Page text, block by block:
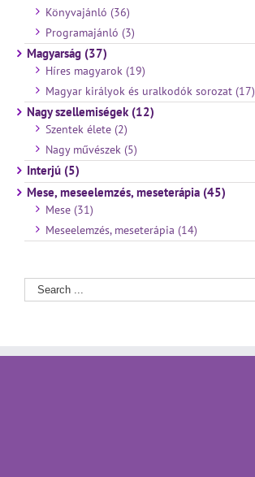
Könyvajánló (36)
Programajánló (3)
Magyarság (37)
Híres magyarok (19)
Magyar királyok és uralkodók sorozat (17)
Nagy szellemiségek (12)
Szentek élete (2)
Nagy művészek (5)
Interjú (5)
Mese, meseelemzés, meseterápia (45)
Mese (31)
Meseelemzés, meseterápia (14)